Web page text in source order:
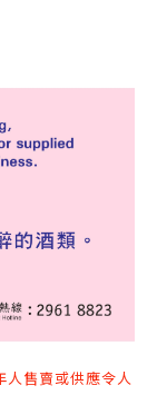
人售賣或供應令人